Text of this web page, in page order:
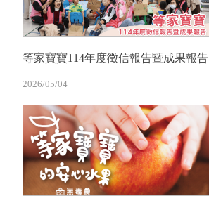
等家寶寶114年度徵信報告暨成果報告
2026/05/04